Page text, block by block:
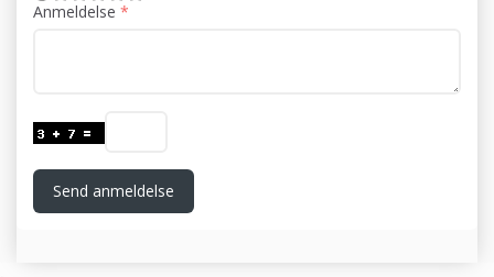
Anmeldelse
Send anmeldelse